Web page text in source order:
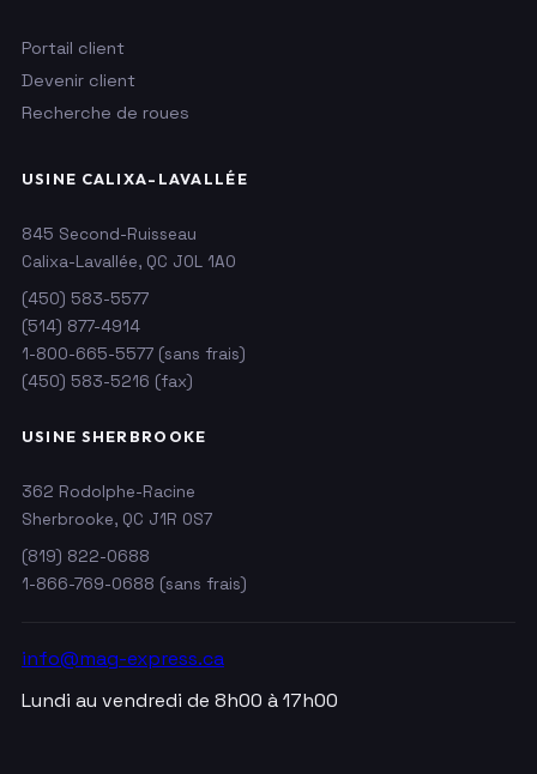
Portail client
Devenir client
Recherche de roues
USINE CALIXA-LAVALLÉE
845 Second-Ruisseau
Calixa-Lavallée, QC J0L 1A0
(450) 583-5577
(514) 877-4914
1-800-665-5577 (sans frais)
(450) 583-5216 (fax)
USINE SHERBROOKE
362 Rodolphe-Racine
Sherbrooke, QC J1R 0S7
(819) 822-0688
1-866-769-0688 (sans frais)
info@mag-express.ca
Lundi au vendredi de 8h00 à 17h00